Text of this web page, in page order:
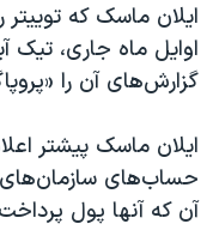
ایلان ماسک که توییتر
اوایل ماه جاری، تیک
گزارش‌های آن را
ایلان ماسک پیشتر
حساب‌های
آن که آنها پول